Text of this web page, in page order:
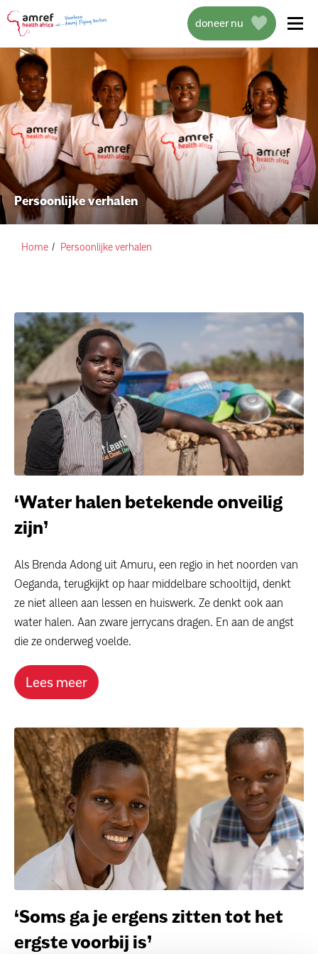
doneer nu
over amref health africa
wat we doen
projecten
help mee
dossiers
persoonlijke verhalen
voor bedrijven
contact
pers
Persoonlijke verhalen
Home Persoonlijke verhalen
‘Water halen betekende onveilig
zijn’
Als Brenda Adong uit Amuru, een regio in het noorden van
Oeganda, terugkijkt op haar middelbare schooltijd, denkt
ze niet alleen aan lessen en huiswerk. Ze denkt ook aan
water halen. Aan zware jerrycans dragen. En aan de angst
die ze onderweg voelde.
Lees meer
‘Soms ga je ergens zitten tot het
ergste voorbij is’